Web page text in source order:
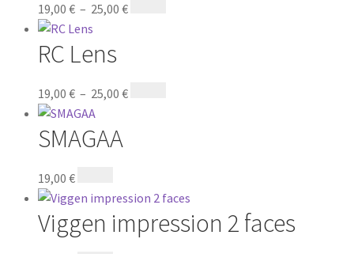
19,00 € – 25,00 €
RC Lens
19,00 € – 25,00 €
SMAGAA
19,00 €
Viggen impression 2 faces